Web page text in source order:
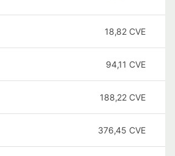
18,82 CVE
94,11 CVE
188,22 CVE
376,45 CVE